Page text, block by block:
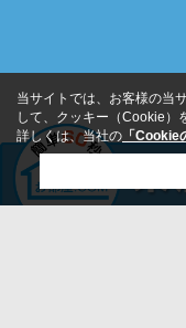
当サイトでは、お客様の当
して、クッキー（Cookie）
詳しくは、当社の 「Cookie